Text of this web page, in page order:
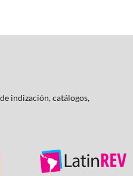
indización, catálogos,